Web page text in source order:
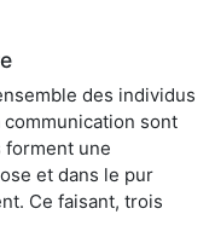
des individus
sont
forment une
et dans le pur
Ce faisant, trois